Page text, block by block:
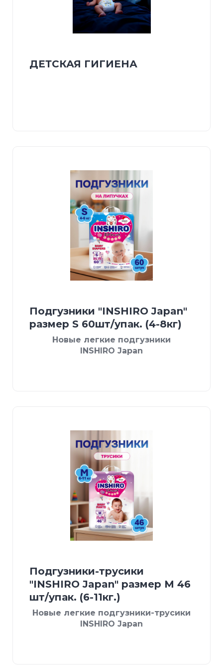
ДЕТСКАЯ ГИГИЕНА
Подгузники "INSHIRO Japan"
размер S 60шт/упак. (4-8кг)
Новые легкие подгузники
INSHIRO Japan
Подгузники-трусики
"INSHIRO Japan" размер М 46
шт/упак. (6-11кг.)
Новые легкие подгузники-трусики
INSHIRO Japan